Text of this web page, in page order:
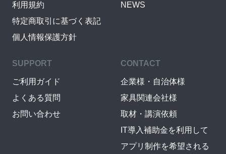
利用規約
特定商取引に基づく表記
個人情報保護方針
NEWS
SUPPORT
ご利用ガイド
よくある質問
お問い合わせ
CONTACT
企業様・自治体様
家具関連会社様
取材・講演依頼
IT導入補助金を利用して
アプリ制作を希望される